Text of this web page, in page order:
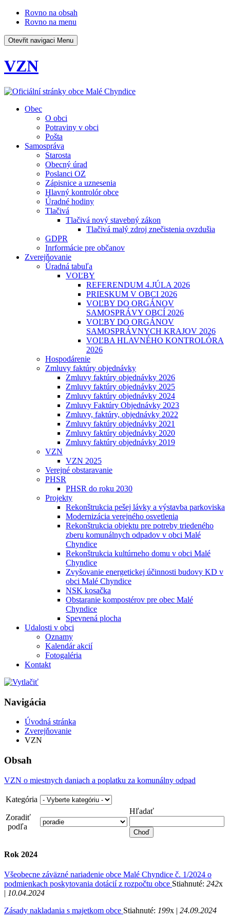
Rovno na obsah
Rovno na menu
Otevřit navigaci Menu
VZN
Obec
O obci
Potraviny v obci
Pošta
Samospráva
Starosta
Obecný úrad
Poslanci OZ
Zápisnice a uznesenia
Hlavný kontrolór obce
Úradné hodiny
Tlačivá
Tlačivá nový stavebný zákon
Tlačivá malý zdroj znečistenia ovzdušia
GDPR
Inrformácie pre občanov
Zverejňovanie
Úradná tabuľa
VOĽBY
REFERENDUM 4.JÚLA 2026
PRIESKUM V OBCI 2026
VOĽBY DO ORGÁNOV
SAMOSPRÁVY OBCÍ 2026
VOĽBY DO ORGÁNOV
SAMOSPRÁVNYCH KRAJOV 2026
VOĽBA HLAVNÉHO KONTROLÓRA
2026
Hospodárenie
Zmluvy faktúry objednávky
Zmluvy faktúry objednávky 2026
Zmluvy faktúry objednávky 2025
Zmluvy faktúry objednávky 2024
Zmluvy Faktúry Objednávky 2023
Zmluvy, faktúry, objednávky 2022
Zmluvy faktúry objednávky 2021
Zmluvy faktúry objednávky 2020
Zmluvy faktúry objednávky 2019
VZN
VZN 2025
Verejné obstaravanie
PHSR
PHSR do roku 2030
Projekty
Rekonštrukcia pešej lávky a výstavba parkoviska
Modernizácia verejného osvetlenia
Rekonštrukcia objektu pre potreby triedeného
zberu komunálnych odpadov v obci Malé
Chyndice
Rekonštrukcia kultúrneho domu v obci Malé
Chyndice
Zvyšovanie energetickej účinnosti budovy KD v
obci Malé Chyndice
NSK kosačka
Obstaranie kompostérov pre obec Malé
Chyndice
Spevnená plocha
Udalosti v obci
Oznamy
Kalendár akcií
Fotogaléria
Kontakt
Navigácia
Úvodná stránka
Zverejňovanie
VZN
Obsah
VZN o miestnych daniach a poplatku za komunálny odpad
Kategória
Zoradiť
podľa
Hľadať
Rok 2024
Všeobecne záväzné nariadenie obce Malé Chyndice č. 1/2024 o
podmienkach poskytovania dotácií z rozpočtu obce Stiahnuté: 242x
| 10.04.2024
Zásady nakladania s majetkom obce Stiahnuté: 199x | 24.09.2024